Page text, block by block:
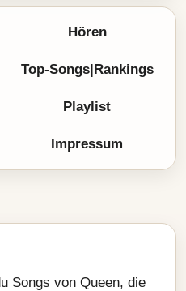
Hören
Top-Songs|Rankings
Playlist
Impressum
Songs von Queen, die